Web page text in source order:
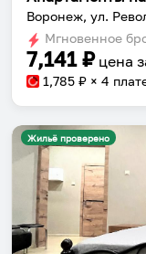
Воронеж, ул.
Мгновенное
7,141₽ цена
1,785 ₽ × 4
Жильё проверено